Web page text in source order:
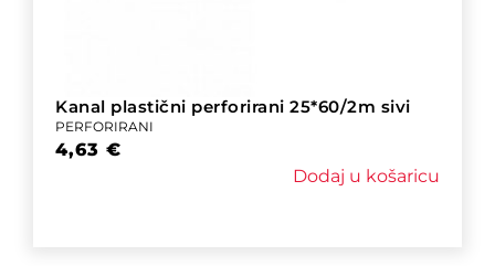
Kanal plastični perforirani 25*60/2m sivi
PERFORIRANI
4,63 €
Dodaj u košaricu